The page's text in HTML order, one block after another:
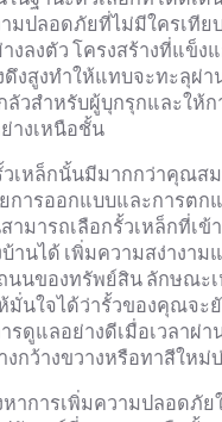
มปลอดภัยที่ไม่มีใครเทีย
งลงตัว โครงสร้างที่แข็ง
งสูงทำให้แทบจะทะลุผ่า
ลัวสำหรับผู้บุกรุกและให้ก
างเหนือชั้น
วเหล็กนั้นมีมากกว่าคุณส
การออกแบบและการตก
ามารถเลือกรั้วเหล็กที่เข้
านได้ เพิ่มความสง่างาม
นของทรัพย์สิน ลักษณะ
มั่นใจได้ว่ารั้วของคุณจะ
รดูแลอย่างดีเมื่อเวลาผ่า
งกว้างขวางหรือทาสีใหม่
าการเพิ่มความปลอดภัย